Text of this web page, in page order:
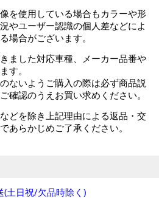
を使用している場合もカラーや形
やユーザー認識の個人差などによ
場合がございます。
ました対応車種、メーカー品番や
す。
ないようご購入の際は必ず商品説
確認のうえお買い求めください。
どを除き上記理由による返品・交
あらかじめご了承ください。
土日祝/欠品時除く)